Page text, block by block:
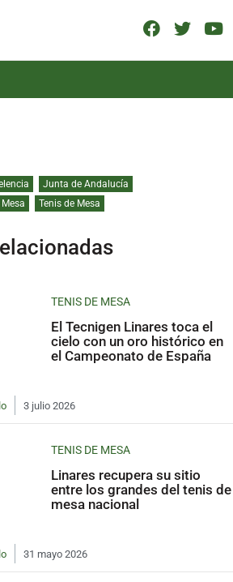
Junta de Andalucía
Tenis de Mesa
TENIS DE MESA
El Tecnigen Linares toca el
cielo con un oro histórico en
el Campeonato de España
3 julio 2026
TENIS DE MESA
Linares recupera su sitio
entre los grandes del tenis de
mesa nacional
31 mayo 2026